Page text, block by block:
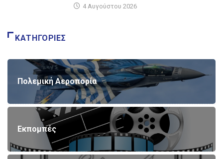
4 Αυγούστου 2026
ΚΑΤΗΓΟΡΊΕΣ
Πολεμική Αεροπορία
Εκπομπές